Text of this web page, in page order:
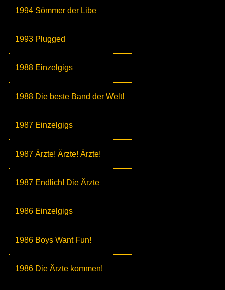
1994 Sömmer der Libe
1993 Plugged
1988 Einzelgigs
1988 Die beste Band der Welt!
1987 Einzelgigs
1987 Ärzte! Ärzte! Ärzte!
1987 Endlich! Die Ärzte
1986 Einzelgigs
1986 Boys Want Fun!
1986 Die Ärzte kommen!